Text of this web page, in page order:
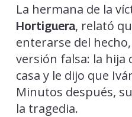
La hermana de la
Hortiguera, relató
enterarse del
versión falsa: la hija
casa y le dijo que
Minutos después,
la tragedia.